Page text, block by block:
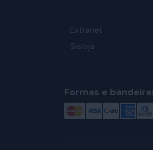
Extranet
Sisloja
Formas e